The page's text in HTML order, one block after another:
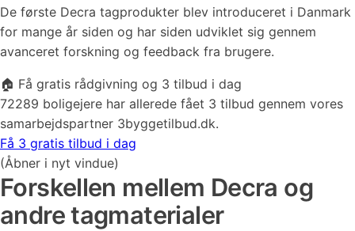
De første Decra tagprodukter blev introduceret i Danmark
for mange år siden og har siden udviklet sig gennem
avanceret forskning og feedback fra brugere.
🏠 Få gratis rådgivning og 3 tilbud i dag
72289 boligejere har allerede fået 3 tilbud gennem vores
samarbejdspartner 3byggetilbud.dk.
Få 3 gratis tilbud i dag
(Åbner i nyt vindue)
Forskellen mellem Decra og
andre tagmaterialer